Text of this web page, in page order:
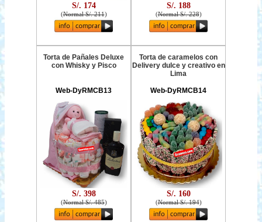
S/. 174
(Normal S/. 211)
S/. 188
(Normal S/. 228)
Torta de Pañales Deluxe
con Whisky y Pisco
Web-DyRMCB13
S/. 398
(Normal S/. 485)
Torta de caramelos con
Delivery dulce y creativo en
Lima
Web-DyRMCB14
S/. 160
(Normal S/. 194)